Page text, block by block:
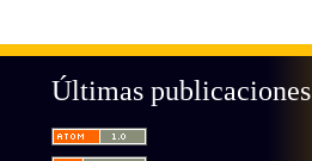
Últimas publicaciones